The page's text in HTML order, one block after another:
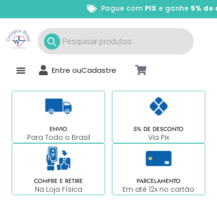
Pague comPIXe ganhe5% de
Entre ouCadastre
ENVIO
Para Todo o Brasil
5% DE DESCONTO
Via Pix
COMPRE E RETIRE
Na Loja Física
PARCELAMENTO
Em até 12x no cartão